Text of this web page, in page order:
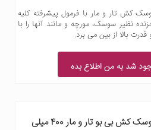
کش تار و مار با فرمول پیشرفته کلیه
نظیر سوسک، مورچه و مانند آنها را با
قدرت بالا از بین می برد.
شد به من اطلاع بده
اسپری سوسک کش بی بو تار و مار 400 میلی